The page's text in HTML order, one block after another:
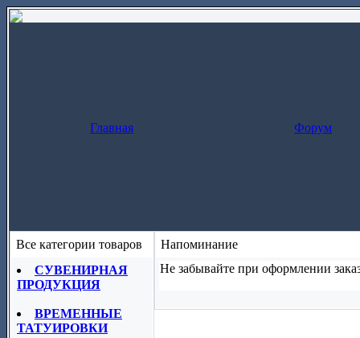
Главная Форум
Все категории товаров
СУВЕНИРНАЯ
ПРОДУКЦИЯ
ВРЕМЕННЫЕ
ТАТУИРОВКИ
Напоминание
Не забывайте при оформлении